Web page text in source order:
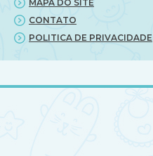
MAPA DO SITE
CONTATO
POLITICA DE PRIVACIDADE